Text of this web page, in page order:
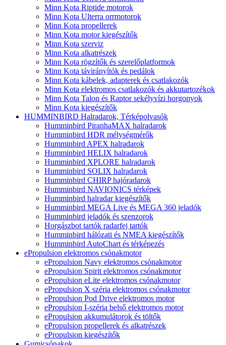
Minn Kota Riptide motorok
Minn Kota Ulterra orrmotorok
Minn Kota propellerek
Minn Kota motor kiegészítők
Minn Kota szerviz
Minn Kota alkatrészek
Minn Kota rögzítők és szerelőplatformok
Minn Kota távirányítók és pedálok
Minn Kota kábelek, adapterek és csatlakozók
Minn Kota elektromos csatlakozók és akkutartozékok
Minn Kota Talon és Raptor sekélyvízi horgonyok
Minn Kota kiegészítők
HUMMINBIRD Halradarok, Térképolvasók
Humminbird PiranhaMAX halradarok
Humminbird HDR mélységmérők
Humminbird APEX halradarok
Humminbird HELIX halradarok
Humminbird XPLORE halradarok
Humminbird SOLIX halradarok
Humminbird CHIRP hajóradarok
Humminbird NAVIONICS térképek
Humminbird halradar kiegészítők
Humminbird MEGA Live és MEGA 360 jeladók
Humminbird jeladók és szenzorok
Horgászbot tartók radarfej tartók
Humminbird hálózati és NMEA kiegészítők
Humminbird AutoChart és térképezés
ePropulsion elektromos csónakmotor
ePropulsion Navy elektromos csónakmotor
ePropulsion Spirit elektromos csónakmotor
ePropulsion eLite elektromos csónakmotor
ePropulsion X széria elektromos csónakmotor
ePropulsion Pod Drive elektromos motor
ePropulsion I-széria belső elektromos motor
ePropulsion akkumulátorok és töltők
ePropulsion propellerek és alkatrészek
ePropulsion kiegészítők